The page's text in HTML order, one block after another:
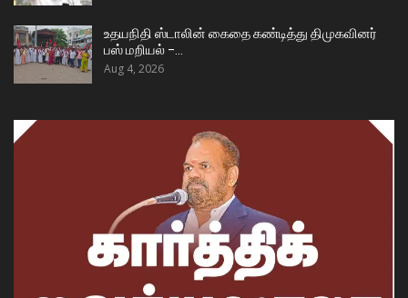
உதயநிதி ஸ்டாலின் கைதை கண்டித்து திமுகவினர்
பஸ் மறியல் –…
Aug 4, 2026